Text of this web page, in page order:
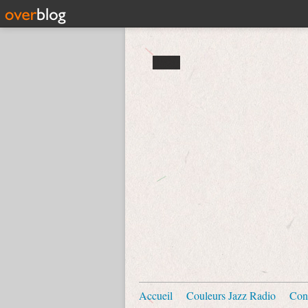
Accueil Couleurs Jazz Radio